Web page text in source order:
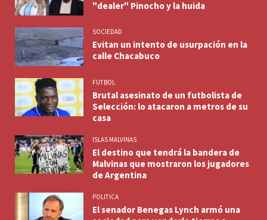
"dealer" Pinocho y la huida
SOCIEDAD
Evitan un intento de usurpación en la
calle Chacabuco
FUTBOL
Brutal asesinato de un futbolista de
Selección: lo atacaron a metros de su
casa
ISLAS MALVINAS
El destino que tendrá la bandera de
Malvinas que mostraron los jugadores
de Argentina
POLITICA
El senador Benegas Lynch armó una